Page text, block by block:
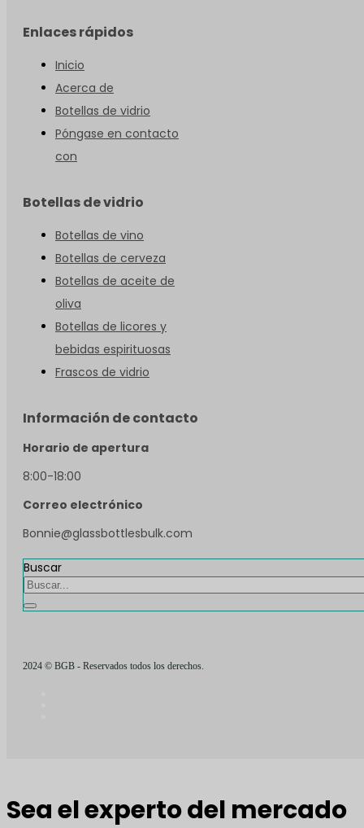
Enlaces rápidos
Inicio
Acerca de
Botellas de vidrio
Póngase en contacto
con
Botellas de vidrio
Botellas de vino
Botellas de cerveza
Botellas de aceite de
oliva
Botellas de licores y
bebidas espirituosas
Frascos de vidrio
Información de contacto
Horario de apertura
8:00-18:00
Correo electrónico
Bonnie@glassbottlesbulk.com
Buscar
2024 © BGB - Reservados todos los derechos.
Sea el experto del mercado